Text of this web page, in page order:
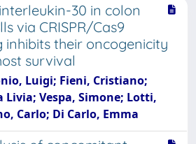
30 in colon
via CRISPR/Cas9
inhibits their oncogenicity
survival
Luigi; Fieni, Cristiano;
Livia; Vespa, Simone; Lotti,
Carlo; Di Carlo, Emma